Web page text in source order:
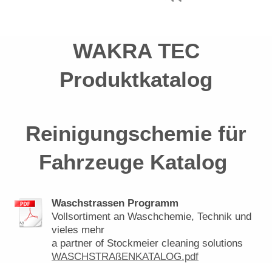
WAKRA TEC
Produktkatalog
Reinigungschemie für
Fahrzeuge Katalog
Waschstrassen Programm
Vollsortiment an Waschchemie, Technik und
vieles mehr
a partner of Stockmeier cleaning solutions
WASCHSTRAßENKATALOG.pdf